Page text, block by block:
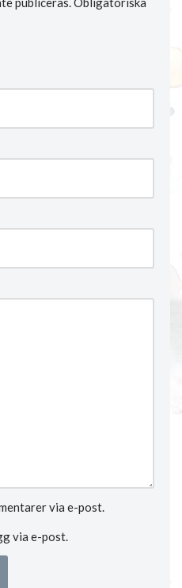
via e-post.
via e-post.